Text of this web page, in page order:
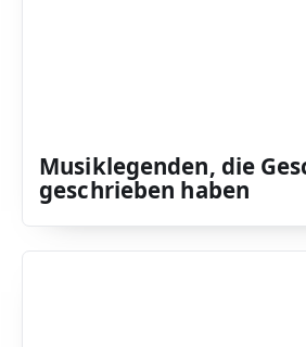
Musiklegenden, die
geschrieben haben